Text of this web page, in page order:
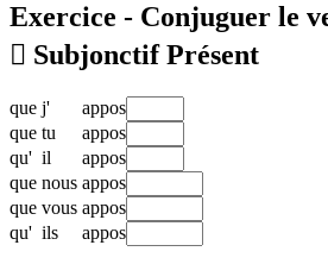
Exercice - Conjuguer le
 Subjonctif Présent
que j'
appos
que tu
appos
qu' il
appos
que nous appos
que vous appos
qu' ils appos